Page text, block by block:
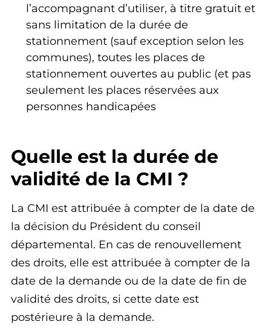
l’accompagnant d’utiliser, à titre gratuit et
sans limitation de la durée de
stationnement (sauf exception selon les
communes), toutes les places de
stationnement ouvertes au public (et pas
seulement les places réservées aux
personnes handicapées
Quelle est la durée de
validité de la CMI ?
La CMI est attribuée à compter de la date de
la décision du Président du conseil
départemental. En cas de renouvellement
des droits, elle est attribuée à compter de la
date de la demande ou de la date de fin de
validité des droits, si cette date est
postérieure à la demande.